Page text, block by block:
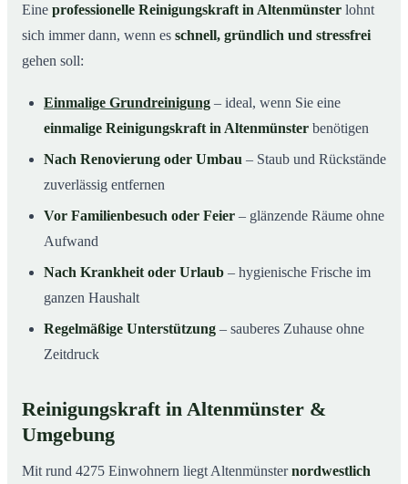
Eine professionelle Reinigungskraft in Altenmünster lohnt
sich immer dann, wenn es schnell, gründlich und stressfrei
gehen soll:
Einmalige Grundreinigung – ideal, wenn Sie eine
einmalige Reinigungskraft in Altenmünster benötigen
Nach Renovierung oder Umbau – Staub und Rückstände
zuverlässig entfernen
Vor Familienbesuch oder Feier – glänzende Räume ohne
Aufwand
Nach Krankheit oder Urlaub – hygienische Frische im
ganzen Haushalt
Regelmäßige Unterstützung – sauberes Zuhause ohne
Zeitdruck
Reinigungskraft in Altenmünster &
Umgebung
Mit rund 4275 Einwohnern liegt Altenmünsternordwestlich